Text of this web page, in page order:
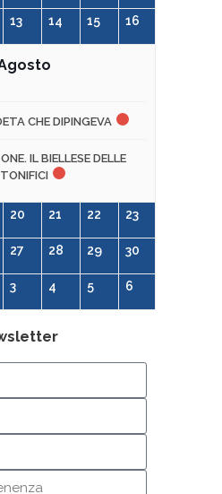
13 14 15 16
CHE DIPINGEVA
IL BIELLESE DELLE
20 21 22 23
27 28 29 30
3 4 5 6